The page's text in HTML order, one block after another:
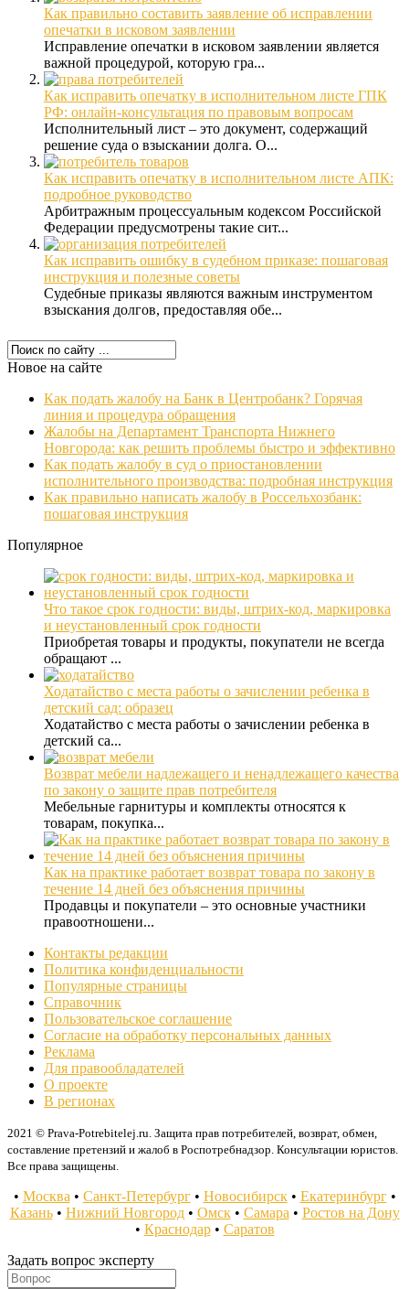
Как правильно составить заявление об исправлении
опечатки в исковом заявлении
Исправление опечатки в исковом заявлении является
важной процедурой, которую гра...
Как исправить опечатку в исполнительном листе ГПК
РФ: онлайн-консультация по правовым вопросам
Исполнительный лист – это документ, содержащий
решение суда о взыскании долга. О...
Как исправить опечатку в исполнительном листе АПК:
подробное руководство
Арбитражным процессуальным кодексом Российской
Федерации предусмотрены такие сит...
Как исправить ошибку в судебном приказе: пошаговая
инструкция и полезные советы
Судебные приказы являются важным инструментом
взыскания долгов, предоставляя обе...
Новое на сайте
Как подать жалобу на Банк в Центробанк? Горячая
линия и процедура обращения
Жалобы на Департамент Транспорта Нижнего
Новгорода: как решить проблемы быстро и эффективно
Как подать жалобу в суд о приостановлении
исполнительного производства: подробная инструкция
Как правильно написать жалобу в Россельхозбанк:
пошаговая инструкция
Популярное
Что такое срок годности: виды, штрих-код, маркировка
и неустановленный срок годности
Приобретая товары и продукты, покупатели не всегда
обращают ...
Ходатайство с места работы о зачислении ребенка в
детский сад: образец
Ходатайство с места работы о зачислении ребенка в
детский са...
Возврат мебели надлежащего и ненадлежащего качества
по закону о защите прав потребителя
Мебельные гарнитуры и комплекты относятся к
товарам, покупка...
Как на практике работает возврат товара по закону в
течение 14 дней без объяснения причины
Продавцы и покупатели – это основные участники
правоотношени...
Контакты редакции
Политика конфиденциальности
Популярные страницы
Справочник
Пользовательское соглашение
Согласие на обработку персональных данных
Реклама
Для правообладателей
О проекте
В регионах
2021 © Prava-Potrebitelej.ru. Защита прав потребителей, возврат, обмен,
составление претензий и жалоб в Роспотребнадзор. Консультации юристов.
Все права защищены.
• Москва • Санкт-Петербург• Новосибирск• Екатеринбург•
Казань• Нижний Новгород• Омск• Самара • Ростов на Дону
• Краснодар• Саратов
Задать вопрос эксперту